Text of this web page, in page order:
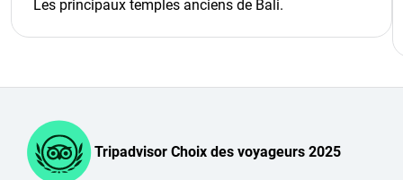
Les principaux temples anciens de Bali.
Tripadvisor Choix des voyageurs 2025